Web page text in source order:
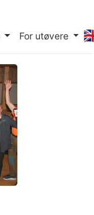
For utøvere